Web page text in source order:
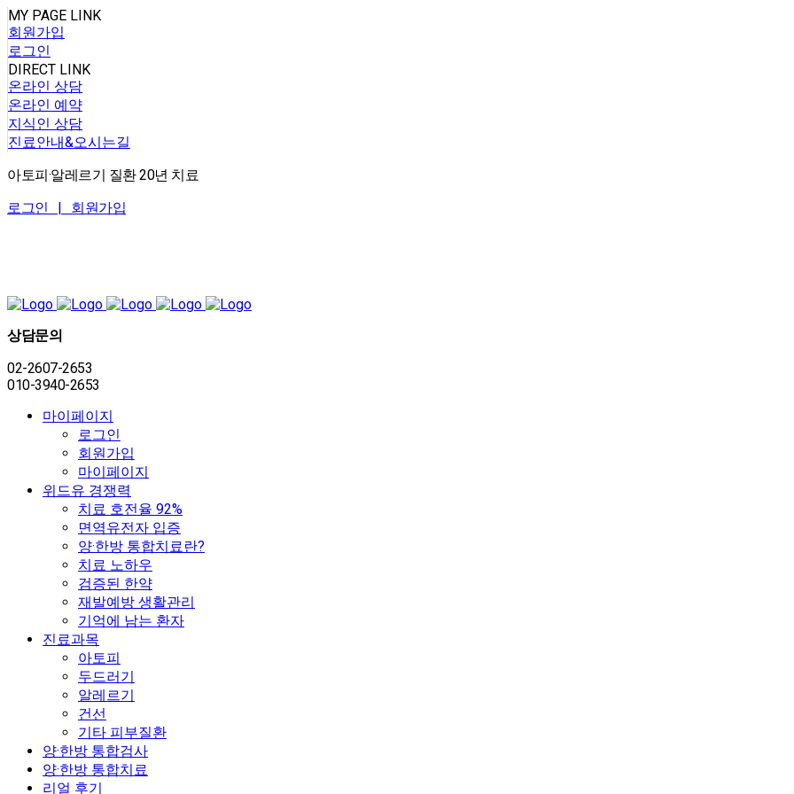
MY PAGE LINK
회원가입
로그인
DIRECT LINK
온라인 상담
온라인 예약
지식인 상담
진료안내&오시는길
아토피·알레르기 질환 20년 치료
로그인 | 회원가입
상담문의
02-2607-2653
010-3940-2653
마이페이지
로그인
회원가입
마이페이지
위드유 경쟁력
치료 호전율 92%
면역유전자 입증
양·한방 통합치료란?
치료 노하우
검증된 한약
재발예방 생활관리
기억에 남는 환자
진료과목
아토피
두드러기
알레르기
건선
기타 피부질환
양·한방 통합검사
양·한방 통합치료
리얼 후기